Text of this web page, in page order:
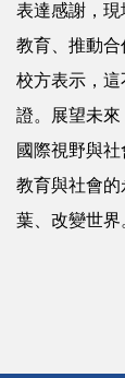
表達感謝，
教育、推動合
校方表示，
證。展望未
國際視野與
教育與社會
葉、改變世界